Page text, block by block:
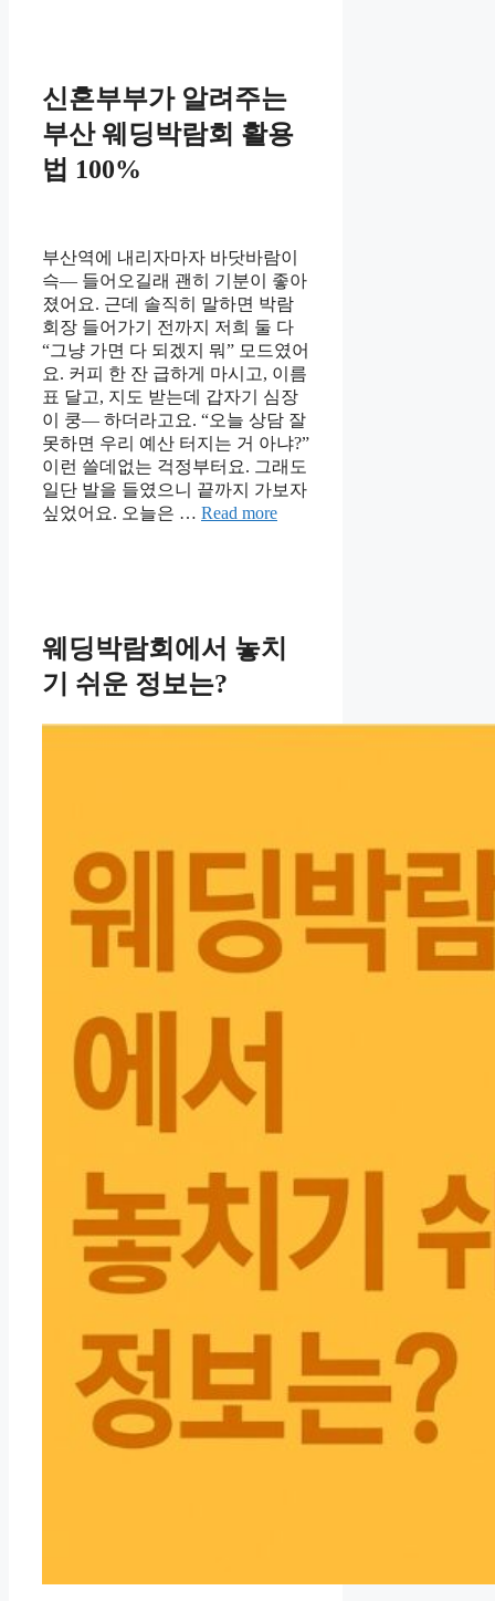
신혼부부가 알려주는
부산 웨딩박람회 활용
법 100%
부산역에 내리자마자 바닷바람이
슥— 들어오길래 괜히 기분이 좋아
졌어요. 근데 솔직히 말하면 박람
회장 들어가기 전까지 저희 둘 다
“그냥 가면 다 되겠지 뭐” 모드였어
요. 커피 한 잔 급하게 마시고, 이름
표 달고, 지도 받는데 갑자기 심장
이 쿵— 하더라고요. “오늘 상담 잘
못하면 우리 예산 터지는 거 아냐?”
이런 쓸데없는 걱정부터요. 그래도
일단 발을 들였으니 끝까지 가보자
싶었어요. 오늘은 … Read more
웨딩박람회에서 놓치
기 쉬운 정보는?